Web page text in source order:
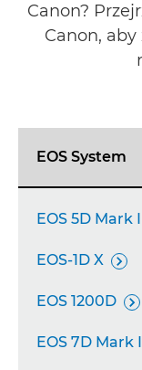
Canon?
Canon,
EOS System
EOS 5D Mark
EOS-1D X 
EOS 1200D 
EOS 7D Mark